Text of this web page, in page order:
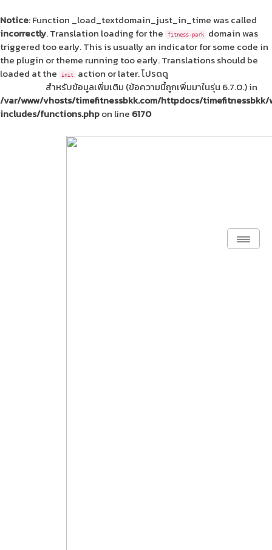
Notice: Function _load_textdomain_just_in_time was called
incorrectly. Translation loading for the fitness-park
domain was
triggered too early. This is usually an indicator for some code in
the plugin or theme running too early. Translations should be
loaded at the
init action or later. โปรดดู
สำหรับข้อมูลเพิ่มเติม (ข้อความนี้ถูกเพิ่มมาในรุ่น 6.7.0.) in
/var/www/vhosts/timefitnessbkk.com/httpdocs/
includes/functions.phpon line 6170
Toggle